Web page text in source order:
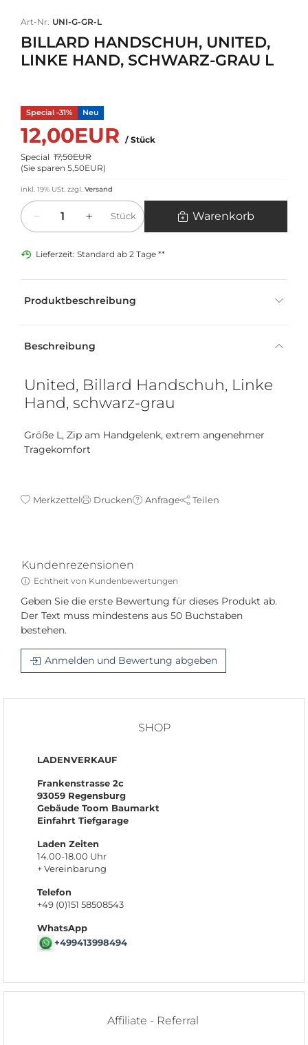
Art-Nr. UNI-G-GR-L
BILLARD HANDSCHUH, UNITED,
LINKE HAND, SCHWARZ-GRAU L
Special -31% Neu
12,00EUR / Stück
Special 17,50EUR
(Sie sparen 5,50EUR)
inkl. 19% USt. zzgl. Versand
Menge
Stück Warenkorb
Lieferzeit: Standard ab 2 Tage **
Produktbeschreibung
Beschreibung
United, Billard Handschuh, Linke
Hand, schwarz-grau
Größe L, Zip am Handgelenk, extrem angenehmer
Tragekomfort
Merkzettel Drucken Anfrage Teilen
Kundenrezensionen
Echtheit von Kundenbewertungen
Geben Sie die erste Bewertung für dieses Produkt ab.
Der Text muss mindestens aus 50 Buchstaben
bestehen.
Anmelden und Bewertung abgeben
SHOP
LADENVERKAUF
Frankenstrasse 2c
93059 Regensburg
Gebäude Toom Baumarkt
Einfahrt Tiefgarage
Laden Zeiten
14.00-18.00 Uhr
+ Vereinbarung
Telefon
+49 (0)151 58508543
WhatsApp
+499413998494
Affiliate - Referral